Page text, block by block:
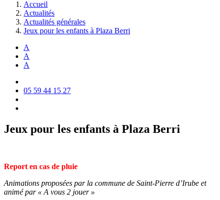
Accueil
Actualités
Actualités générales
Jeux pour les enfants à Plaza Berri
A
A
A
05 59 44 15 27
Jeux pour les enfants à Plaza Berri
Report en cas de pluie
Animations proposées par la commune de Saint-Pierre d’Irube et
animé par « A vous 2 jouer »